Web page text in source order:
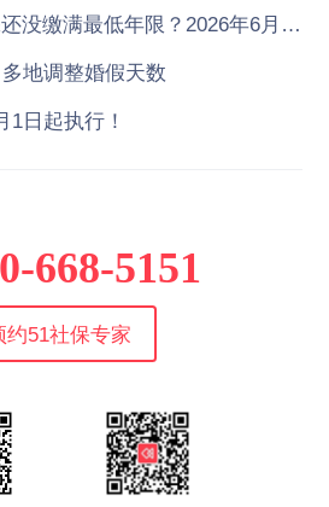
到退休年龄，社保还没缴满最低年限？2026年6月起，统一按新规执行！
地调整婚假天数
1日起执行！
668-5151
约51社保专家